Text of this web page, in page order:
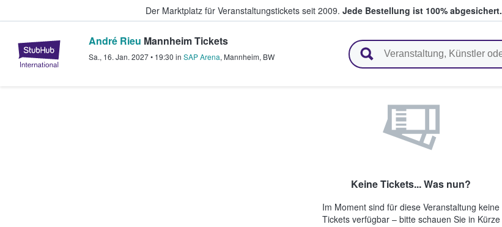
Der Marktplatz für Veranstaltungstickets seit 2009. Jede Bestellung ist 100% abgesichert.
StubHub - Wo Fans Tickets kaufen & verkaufen
André Rieu Mannheim Tickets
Sa., 16. Jan. 2027• 19:30 in SAP Arena, Mannheim, BW
Keine Tickets... Was nun?
Im Moment sind für diese Veranstaltung keine
Tickets verfügbar – bitte schauen Sie in Kürze